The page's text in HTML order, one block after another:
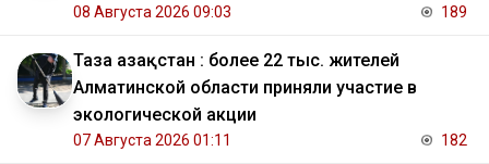
08 Августа 2026 09:03 189
Таза Қазақстан : более 22 тыс. жителей
Алматинской области приняли участие в
экологической акции
07 Августа 2026 01:11 182